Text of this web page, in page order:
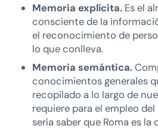
Memoria explícita. Es el
consciente de la
el reconocimiento de
lo que conlleva.
Memoria semántica.
conocimientos generales
recopilado a lo largo de
requiere para el empleo
sería saber que Roma es la